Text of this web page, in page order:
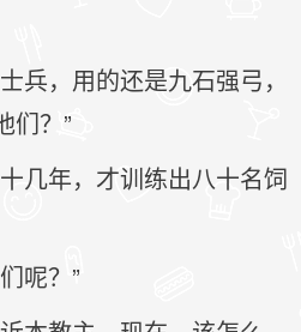
兵，用的还是九石强弓，
们？”
几年，才训练出八十名饲
呢？”